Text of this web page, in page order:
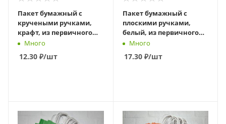
Пакет бумажный с
кручеными ручками,
крафт, из первичного
сырья, 220 х 120 х 250 мм
Много
12.30 ₽/шт
Пакет бумажный с
плоскими ручками,
белый, из первичного
сырья, 240 х 140 х 280 мм
Много
17.30₽/шт